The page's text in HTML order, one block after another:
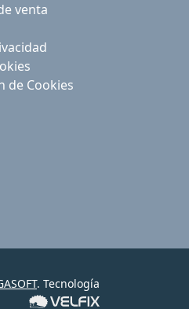
venta
de Cookies
. Tecnología